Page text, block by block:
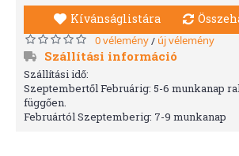
Kívánságlistára
0 vélemény/ új vélemény
Szállítási információ
Szállítási idő:
Szeptembertől Februárig: 5-6 munkanap
függően.
Februártól Szeptemberig: 7-9 munkanap